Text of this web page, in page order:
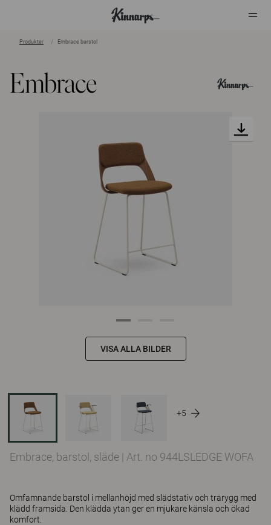
Produkter Embrace barstol
Embrace
VISA ALLA BILDER
+5
Embrace, barstol, släde | Art. no 944LSLEDGE WOFA
Omfamnande barstol i mellanhöjd med slädstativ och trärygg med
klädd framsida. Den klädda ytan ger en mjukare känsla och ökad
komfort.